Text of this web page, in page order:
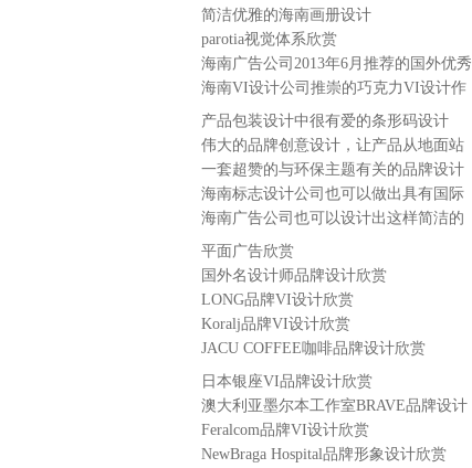
简洁优雅的海南画册设计
parotia视觉体系欣赏
海南广告公司2013年6月推荐的国外优秀
标志设计作品
海南VI设计公司推崇的巧克力VI设计作
品
产品包装设计中很有爱的条形码设计
伟大的品牌创意设计，让产品从地面站
起来！
一套超赞的与环保主题有关的品牌设计
海南标志设计公司也可以做出具有国际
范的品牌设计作品
海南广告公司也可以设计出这样简洁的
标志
平面广告欣赏
国外名设计师品牌设计欣赏
LONG品牌VI设计欣赏
Koralj品牌VI设计欣赏
JACU COFFEE咖啡品牌设计欣赏
日本银座VI品牌设计欣赏
澳大利亚墨尔本工作室BRAVE品牌设计
欣赏
Feralcom品牌VI设计欣赏
NewBraga Hospital品牌形象设计欣赏